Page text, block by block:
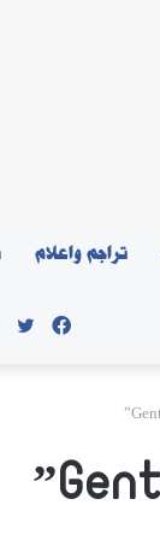
تراجم واعلام